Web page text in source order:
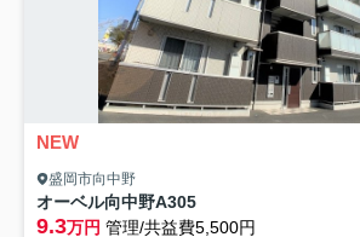
NEW
盛岡市向中野
オーベル向中野A305
9.3万円 管理/共益費5,500円